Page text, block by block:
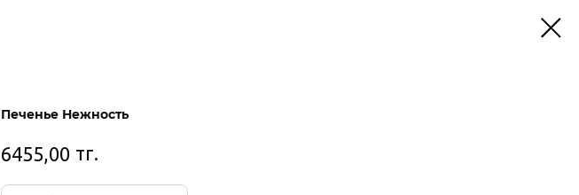
Печенье Нежность
6455,00 тг.